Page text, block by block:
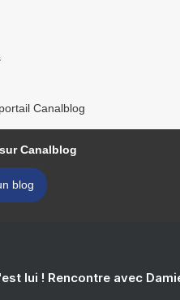
Canalblog
Canalblog
blog
lui ! Rencontre avec